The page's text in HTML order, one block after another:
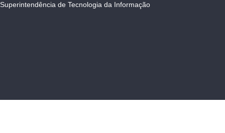
Superintendência de Tecnologia da Informação